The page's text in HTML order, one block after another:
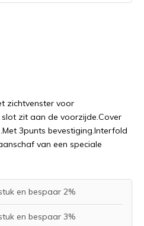
zichtvenster voor
zit aan de voorzijde.Cover
3punts bevestiging.Interfold
van een speciale
en bespaar 2%
en bespaar 3%